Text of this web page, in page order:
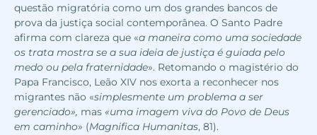
questão migratória como um dos grandes bancos de
prova da justiça social contemporânea. O Santo Padre
afirma com clareza que «a maneira como uma sociedade
os trata mostra se a sua ideia de justiça é guiada pelo
medo ou pela fraternidade». Retomando o magistério do
Papa Francisco, Leão XIV nos exorta a reconhecer nos
migrantes não «simplesmente um problema a ser
gerenciado», mas «uma imagem viva do Povo de Deus
em caminho» (Magnifica Humanitas, 81).